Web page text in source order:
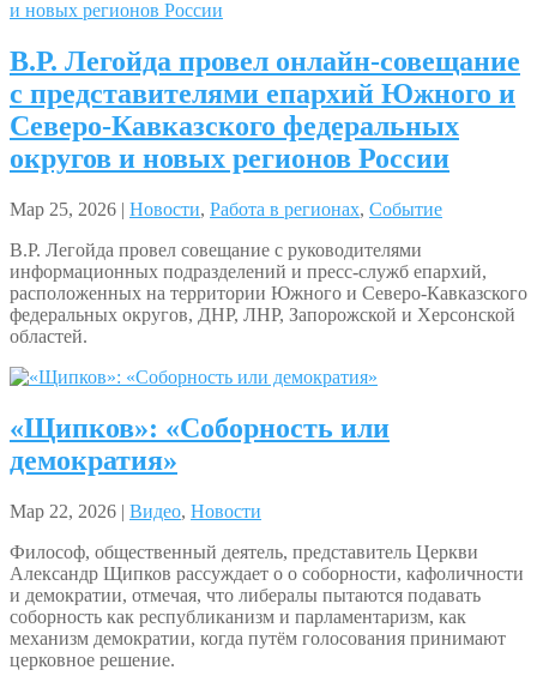
В.Р. Легойда провел онлайн-совещание
с представителями епархий Южного и
Северо-Кавказского федеральных
округов и новых регионов России
Мар 25, 2026 | Новости, Работа в регионах, Событие
В.Р. Легойда провел совещание с руководителями
информационных подразделений и пресс-служб епархий,
расположенных на территории Южного и Северо-Кавказского
федеральных округов, ДНР, ЛНР, Запорожской и Херсонской
областей.
«Щипков»: «Соборность или
демократия»
Мар 22, 2026 | Видео, Новости
Философ, общественный деятель, представитель Церкви
Александр Щипков рассуждает о о соборности, кафоличности
и демократии, отмечая, что либералы пытаются подавать
соборность как республиканизм и парламентаризм, как
механизм демократии, когда путём голосования принимают
церковное решение.